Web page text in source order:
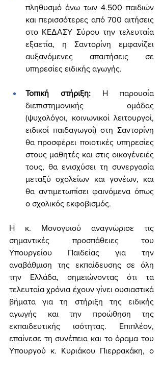
πληθυσμό άνω των 4.500 παιδιών
και περισσότερες από 700 αιτήσεις
στο ΚΕΔΑΣΥ Σύρου την τελευταία
εξαετία, η Σαντορίνη εμφανίζει
αυξανόμενες απαιτήσεις σε
υπηρεσίες ειδικής αγωγής.
Τοπική στήριξη: Η παρουσία
διεπιστημονικής ομάδας
(ψυχολόγοι, κοινωνικοί λειτουργοί,
ειδικοί παιδαγωγοί) στη Σαντορίνη
θα προσφέρει ποιοτικές υπηρεσίες
στους μαθητές και στις οικογένειές
τους, θα ενισχύσει τη συνεργασία
μεταξύ σχολείων και γονέων, και
θα αντιμετωπίσει φαινόμενα όπως
ο σχολικός εκφοβισμός.
Η κ. Μονογυιού αναγνώρισε τις
σημαντικές προσπάθειες του
Υπουργείου Παιδείας για την
αναβάθμιση της εκπαίδευσης σε όλη
την Ελλάδα, σημειώνοντας ότι τα
τελευταία χρόνια έχουν γίνει ουσιαστικά
βήματα για τη στήριξη της ειδικής
αγωγής και την προώθηση της
εκπαιδευτικής ισότητας. Επιπλέον,
επαίνεσε τη συνέπεια και το όραμα του
Υπουργού κ. Κυριάκου Πιερρακάκη, ο